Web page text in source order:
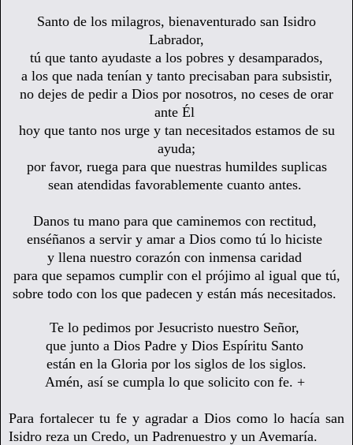
Santo de los milagros, bienaventurado san Isidro
Labrador,
tú que tanto ayudaste a los pobres y desamparados,
a los que nada tenían y tanto precisaban para subsistir,
no dejes de pedir a Dios por nosotros, no ceses de orar
ante Él
hoy que tanto nos urge y tan necesitados estamos de su
ayuda;
por favor, ruega para que nuestras humildes suplicas
sean atendidas favorablemente cuanto antes.
Danos tu mano para que caminemos con rectitud,
enséñanos a servir y amar a Dios como tú lo hiciste
y llena nuestro corazón con inmensa caridad
para que sepamos cumplir con el prójimo al igual que tú,
sobre todo con los que padecen y están más necesitados.
Te lo pedimos por Jesucristo nuestro Señor,
que junto a Dios Padre y Dios Espíritu Santo
están en la Gloria por los siglos de los siglos.
Amén, así se cumpla lo que solicito con fe. +
Para fortalecer tu fe y agradar a Dios como lo hacía san
Isidro reza un Credo, un Padrenuestro y un Avemaría.